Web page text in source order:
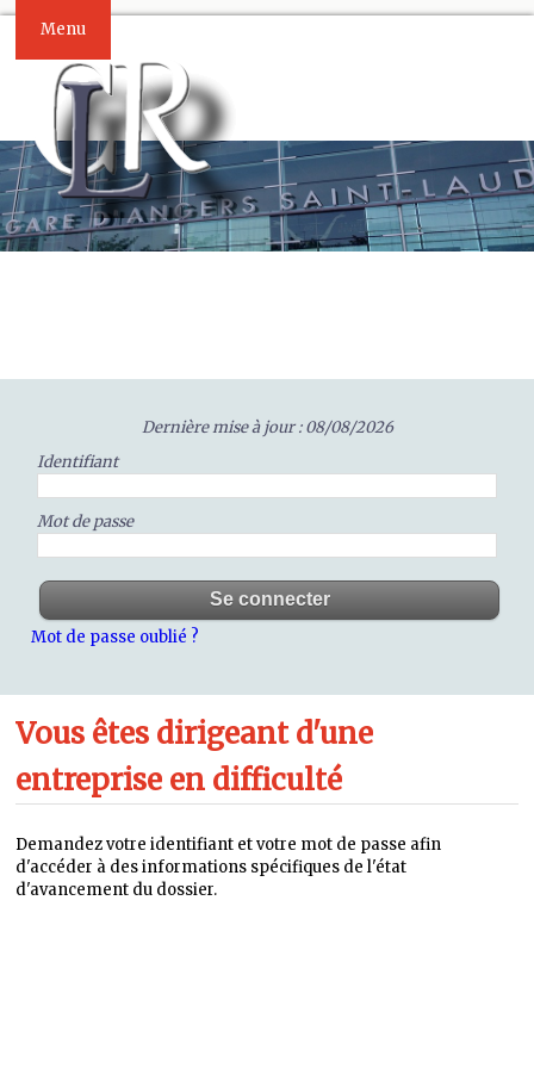
Menu
Dernière mise à jour : 08/08/2026
Identifiant
Mot de passe
Mot de passe oublié ?
Vous êtes dirigeant d'une
entreprise en difficulté
Demandez votre identifiant et votre mot de passe afin
d'accéder à des informations spécifiques de l'état
d'avancement du dossier.